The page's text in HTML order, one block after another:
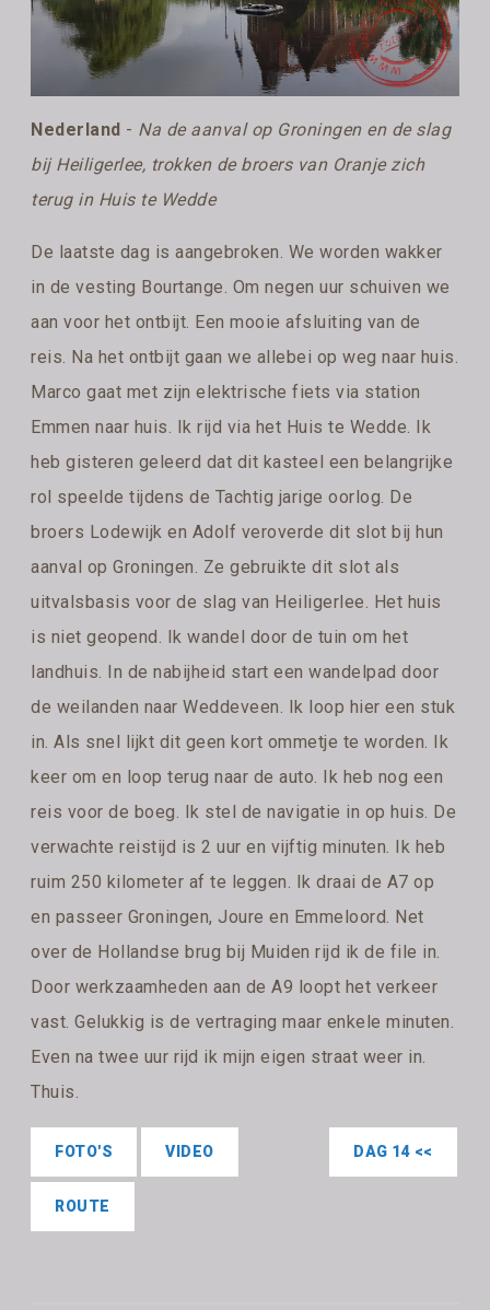
Nederland - Na de aanval op Groningen en de slag
bij Heiligerlee, trokken de broers van Oranje zich
terug in Huis te Wedde
De laatste dag is aangebroken. We worden wakker
in de vesting Bourtange. Om negen uur schuiven we
aan voor het ontbijt. Een mooie afsluiting van de
reis. Na het ontbijt gaan we allebei op weg naar huis.
Marco gaat met zijn elektrische fiets via station
Emmen naar huis. Ik rijd via het Huis te Wedde. Ik
heb gisteren geleerd dat dit kasteel een belangrijke
rol speelde tijdens de Tachtig jarige oorlog. De
broers Lodewijk en Adolf veroverde dit slot bij hun
aanval op Groningen. Ze gebruikte dit slot als
uitvalsbasis voor de slag van Heiligerlee. Het huis
is niet geopend. Ik wandel door de tuin om het
landhuis. In de nabijheid start een wandelpad door
de weilanden naar Weddeveen. Ik loop hier een stuk
in. Als snel lijkt dit geen kort ommetje te worden. Ik
keer om en loop terug naar de auto. Ik heb nog een
reis voor de boeg. Ik stel de navigatie in op huis. De
verwachte reistijd is 2 uur en vijftig minuten. Ik heb
ruim 250 kilometer af te leggen. Ik draai de A7 op
en passeer Groningen, Joure en Emmeloord. Net
over de Hollandse brug bij Muiden rijd ik de file in.
Door werkzaamheden aan de A9 loopt het verkeer
vast. Gelukkig is de vertraging maar enkele minuten.
Even na twee uur rijd ik mijn eigen straat weer in.
Thuis.
DAG 14 <<
FOTO'S VIDEO
ROUTE